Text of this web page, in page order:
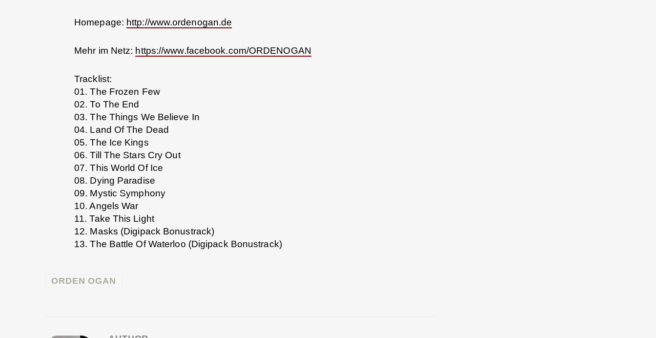
Homepage: http://www.ordenogan.de
Mehr im Netz: https://www.facebook.com/ORDENOGAN
Tracklist:
01. The Frozen Few
02. To The End
03. The Things We Believe In
04. Land Of The Dead
05. The Ice Kings
06. Till The Stars Cry Out
07. This World Of Ice
08. Dying Paradise
09. Mystic Symphony
10. Angels War
11. Take This Light
12. Masks (Digipack Bonustrack)
13. The Battle Of Waterloo (Digipack Bonustrack)
ORDEN OGAN